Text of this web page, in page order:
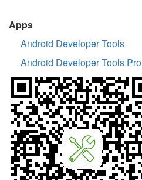
Apps
Android Developer Tools
Android Developer Tools Pro